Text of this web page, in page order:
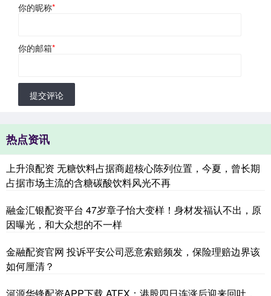
你的昵称*
你的邮箱*
提交评论
热点资讯
上升浪配资 无糖饮料占据商超核心陈列位置，今夏，曾长期
占据市场主流的含糖碳酸饮料风光不再
融金汇银配资平台 47岁章子怡大变样！身材发福认不出，原
因曝光，和大众想的不一样
金融配资官网 投诉平安公司恶意索赔频发，保险理赔边界该
如何厘清？
河源华锋配资APP下载 ATFX：港股四日连涨后迎来回吐，